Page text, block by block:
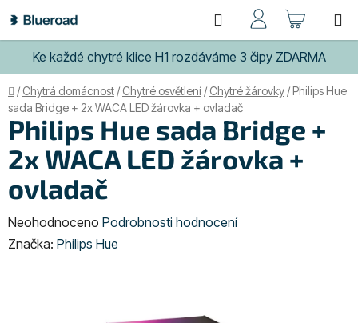
na
obsah
Ke každé chytré klice H1 rozdáváme 3 čipy ZDARMA
Hledat
KOŠÍK
Domů
/ Chytrá domácnost / Chytré osvětlení / Chytré žárovky /Philips Hue
sada Bridge + 2x WACA LED žárovka + ovladač
Philips Hue sada Bridge +
2x WACA LED žárovka +
ovladač
Průměrné
hodnocení
Neohodnoceno Podrobnosti hodnocení
Značka: Philips Hue